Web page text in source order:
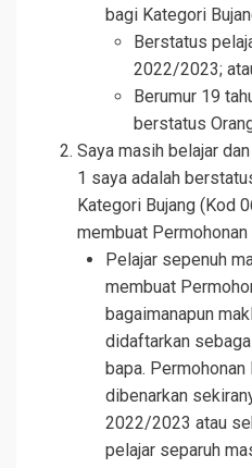
bagi Kategori
Berstatus
2022/2023;
Berumur 19
berstatus
Saya masih belajar
1 saya adalah
Kategori Bujang (Kod
membuat Permohonan
Pelajar sepenuh
membuat
bagaimanapun
didaftarkan
bapa. Permohonan
dibenarkan
2022/2023 atau
pelajar separuh